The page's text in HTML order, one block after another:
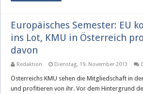
Europäisches Semester: EU
ins Lot, KMU in Österreich
davon
Redaktion Dienstag, 19. November 2013 0
Österreichs KMU sehen die Mitgliedschaft in
und profitieren von ihr. Vor dem Hintergrund